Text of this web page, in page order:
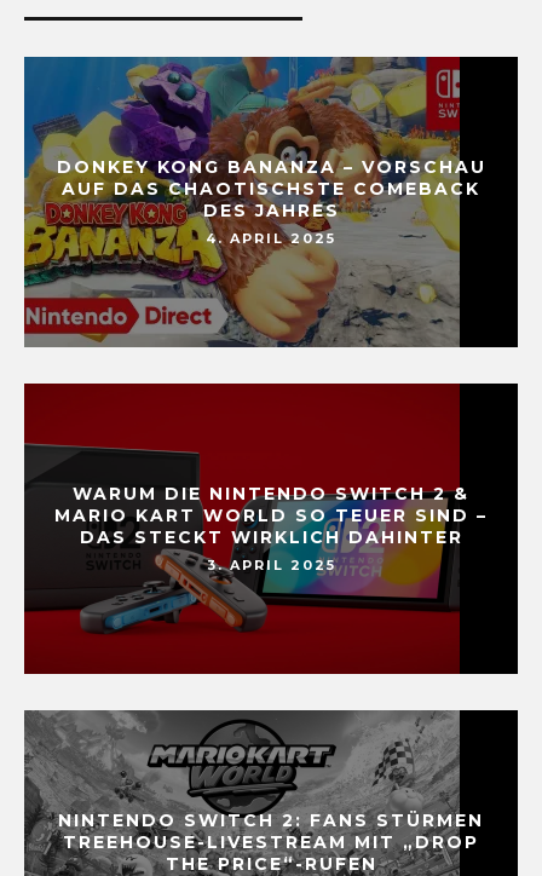
DONKEY KONG BANANZA – VORSCHAU
AUF DAS CHAOTISCHSTE COMEBACK
DES JAHRES
4. APRIL 2025
WARUM DIE NINTENDO SWITCH 2 &
MARIO KART WORLD SO TEUER SIND –
DAS STECKT WIRKLICH DAHINTER
3. APRIL 2025
NINTENDO SWITCH 2: FANS STÜRMEN
TREEHOUSE-LIVESTREAM MIT „DROP
THE PRICE“-RUFEN